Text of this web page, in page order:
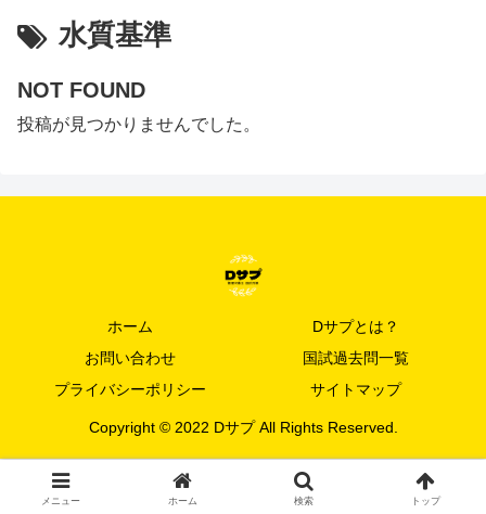
水質基準
NOT FOUND
投稿が見つかりませんでした。
ホーム
Dサプとは？
お問い合わせ
国試過去問一覧
プライバシーポリシー
サイトマップ
Copyright © 2022 Dサプ All Rights Reserved.
メニュー ホーム 検索 トップ